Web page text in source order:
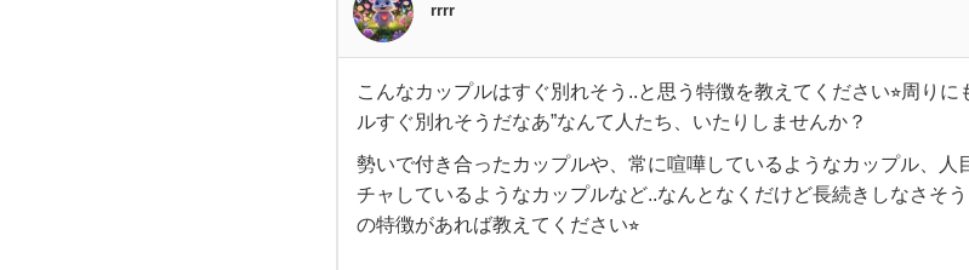
rrrr
こん
なカ
ップ
こんなカップルはすぐ別れそう..と思う特徴を教えてください⭐︎周りに
ルすぐ別れそうだなあ”なんて人たち、いたりしませんか？
勢いで付き合ったカップルや、常に喧嘩しているようなカップル、人
チャしているようなカップルなど..なんとなくだけど長続きしなさそ
の特徴があれば教えてください⭐︎